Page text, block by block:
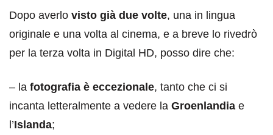
Dopo averlo visto già due volte, una in lingua
originale e una volta al cinema, e a breve lo rivedrò
per la terza volta in Digital HD, posso dire che:
– la fotografia è eccezionale, tanto che ci si
incanta letteralmente a vedere la Groenlandia e
l’Islanda;